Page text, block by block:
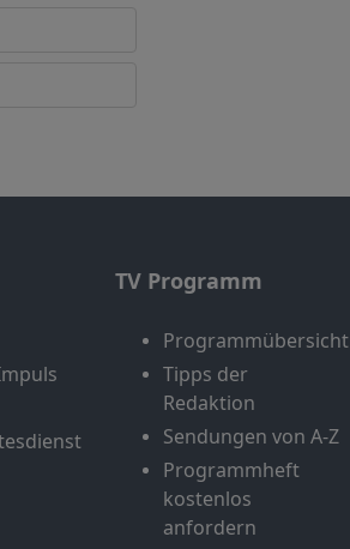
TV Programm
Programmübersicht
Tipps der
Redaktion
Sendungen von A-Z
Programmheft
kostenlos
anfordern